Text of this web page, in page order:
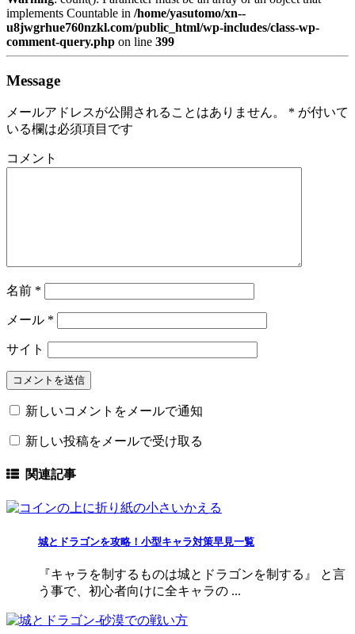
implements Countable in /home/yasutomo/xn--
u8jwgrhue760nzkl.com/public_html/wp-includes/class-wp-
comment-query.php on line 399
Message
メールアドレスが公開されることはありません。 * が付いて
いる欄は必須項目です
コメント
名前 *
メール *
サイト
新しいコメントをメールで通知
新しい投稿をメールで受け取る
関連記事
城とドラゴンを攻略！小型キャラ対策早見一覧
『キャラを制するものは城とドラゴンを制する』 と言
う事で、初心者向けに全キャラの ...